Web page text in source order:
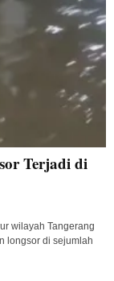
Terjadi di
wilayah Tangerang
longsor di sejumlah